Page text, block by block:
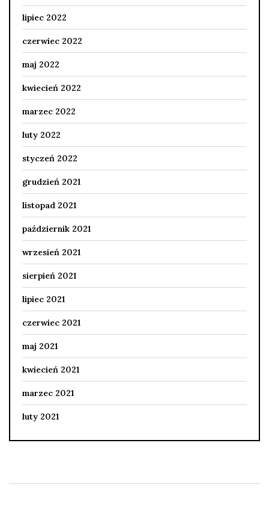
lipiec 2022
czerwiec 2022
maj 2022
kwiecień 2022
marzec 2022
luty 2022
styczeń 2022
grudzień 2021
listopad 2021
październik 2021
wrzesień 2021
sierpień 2021
lipiec 2021
czerwiec 2021
maj 2021
kwiecień 2021
marzec 2021
luty 2021